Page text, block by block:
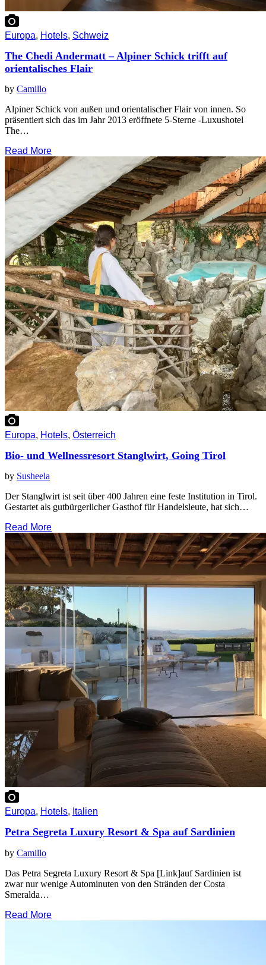
Europa, Hotels, Schweiz
The Chedi Andermatt – Alpiner Schick trifft auf
orientalisches Flair
by Camillo
Alpiner Schick von außen und orientalischer Flair von innen. So
präsentiert sich das im Jahr 2013 eröffnete 5-Sterne -Luxushotel
The…
Read More
Europa, Hotels, Österreich
Bio- und Wellnessresort Stanglwirt, Going Tirol
by Susheela
Der Stanglwirt ist seit über 400 Jahren eine feste Institution in Tirol.
Gestartet als gutbürgerlicher Gasthof für Handelsleute, hat sich…
Read More
Europa, Hotels, Italien
Petra Segreta Luxury Resort & Spa auf Sardinien
by Camillo
Das Petra Segreta Luxury Resort & Spa [Link]auf Sardinien ist
zwar nur wenige Autominuten von den Stränden der Costa
Smeralda…
Read More